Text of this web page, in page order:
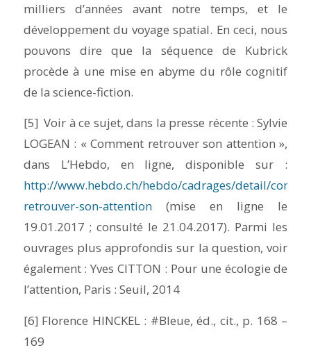
milliers d’années avant notre temps, et le
développement du voyage spatial. En ceci, nous
pouvons dire que la séquence de Kubrick
procède à une mise en abyme du rôle cognitif
de la science-fiction.
[5] Voir à ce sujet, dans la presse récente : Sylvie
LOGEAN : « Comment retrouver son attention »,
dans L’Hebdo, en ligne, disponible sur :
http://www.hebdo.ch/hebdo/cadrages/detail/
retrouver-son-attention(mise en ligne le
19.01.2017 ; consulté le 21.04.2017). Parmi les
ouvrages plus approfondis sur la question, voir
également : Yves CITTON : Pour une écologie de
l’attention, Paris : Seuil, 2014
[6] Florence HINCKEL : #Bleue,éd., cit., p. 168 –
169